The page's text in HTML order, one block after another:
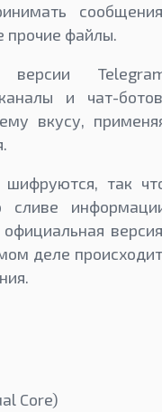
прочие файлы.
и чат-
вкусу,
так
сливе
деле
Core)